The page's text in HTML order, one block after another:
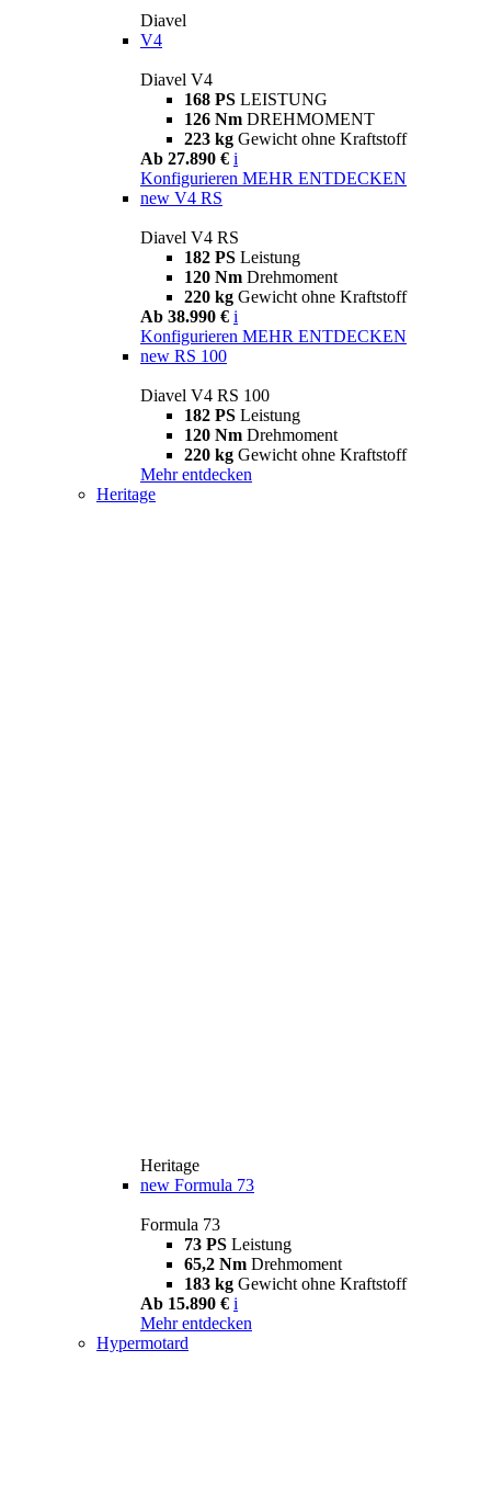
Diavel
V4
Diavel V4
168 PS LEISTUNG
126 Nm DREHMOMENT
223 kg Gewicht ohne Kraftstoff
Ab 27.890 € i
Konfigurieren MEHR ENTDECKEN
new V4 RS
Diavel V4 RS
182 PS Leistung
120 Nm Drehmoment
220 kg Gewicht ohne Kraftstoff
Ab 38.990 € i
Konfigurieren MEHR ENTDECKEN
new RS 100
Diavel V4 RS 100
182 PS Leistung
120 Nm Drehmoment
220 kg Gewicht ohne Kraftstoff
Mehr entdecken
Heritage
Heritage
new Formula 73
Formula 73
73 PS Leistung
65,2 Nm Drehmoment
183 kg Gewicht ohne Kraftstoff
Ab 15.890 € i
Mehr entdecken
Hypermotard